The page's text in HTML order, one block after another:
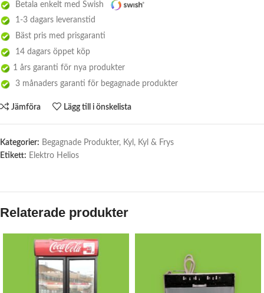
Betala enkelt med Swish
1-3 dagars leveranstid
Bäst pris med prisgaranti
14 dagars öppet köp
1 års garanti för nya produkter
3 månaders garanti för begagnade produkter
Jämföra Lägg till i önskelista
Kategorier: Begagnade Produkter, Kyl , Kyl & Frys
Etikett: Elektro Helios
Relaterade produkter